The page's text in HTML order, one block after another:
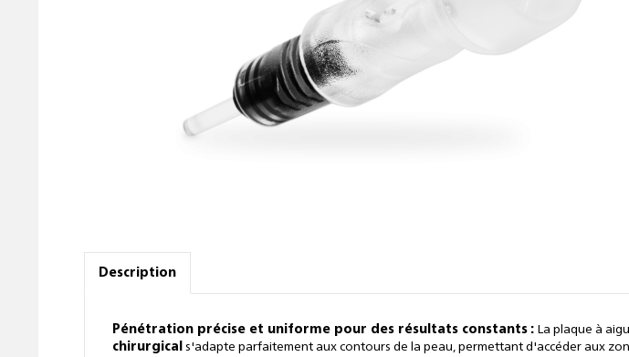
Description
Pénétration précise et uniforme pour des résultats constants : La plaque à
chirurgical s'adapte parfaitement aux contours de la peau, permettant d'accéder aux